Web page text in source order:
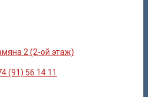
2 (2-ой этаж)
(91) 56 14 11